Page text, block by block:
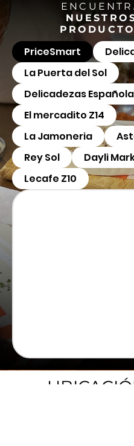
PriceSmart
La Puerta del Sol
Delicadezas
El mercadito Z14
La Jamoneria
Rey Sol
Dayli
Lecafe Z10